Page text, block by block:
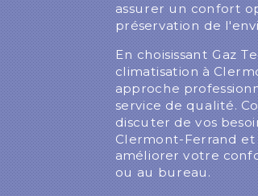
assurer un confort
préservation de
En choisissant Gaz
climatisation à
approche
service de qualité.
discuter de vos
Clermont-Ferrand
améliorer votre
ou au bureau.